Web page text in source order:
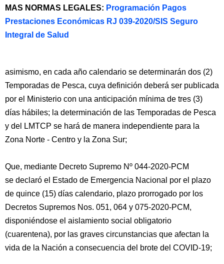
MAS NORMAS LEGALES: Programación Pagos
Prestaciones Económicas RJ 039-2020/SIS Seguro
Integral de Salud
asimismo, en cada año calendario se determinarán dos (2)
Temporadas de Pesca, cuya definición deberá ser publicada
por el Ministerio con una anticipación mínima de tres (3)
días hábiles; la determinación de las Temporadas de Pesca
y del LMTCP se hará de manera independiente para la
Zona Norte - Centro y la Zona Sur;
Que, mediante Decreto Supremo Nº 044-2020-PCM
se declaró el Estado de Emergencia Nacional por el plazo
de quince (15) días calendario, plazo prorrogado por los
Decretos Supremos Nos. 051, 064 y 075-2020-PCM,
disponiéndose el aislamiento social obligatorio
(cuarentena), por las graves circunstancias que afectan la
vida de la Nación a consecuencia del brote del COVID-19;